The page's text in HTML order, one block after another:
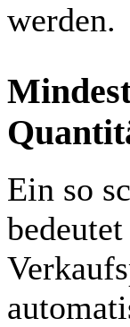
werden.
Ein so